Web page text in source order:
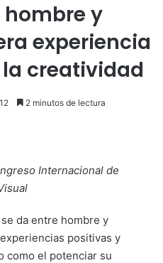
y
experiencia
creatividad
2 minutos de lectura
Internacional de
da entre hombre y
positivas y
como el potenciar su